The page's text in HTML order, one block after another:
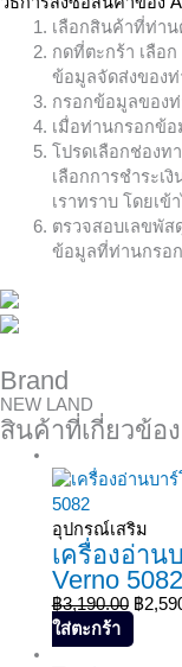
เลือกสินค้าที่ท่าน
กดที่ตะกร้า เลือ
ข้อมูลจัดส่งของ
กรอกข้อมูลของ
เมื่อท่านกรอกข้อ
โปรดเลือกช่องท
เลือกการชำระเ
เราทราบ โดยเข้
ตรวจสอบเลขพัส
ข้อมูลที่ท่านกรอก
Brand
NEW LAND
สินค้าที่เกี่ยวข้อง
อุปกรณ์เสริม
เครื่องอ่าน
Verno 5082
฿3,190.00 ฿
ใส่ตะกร้า